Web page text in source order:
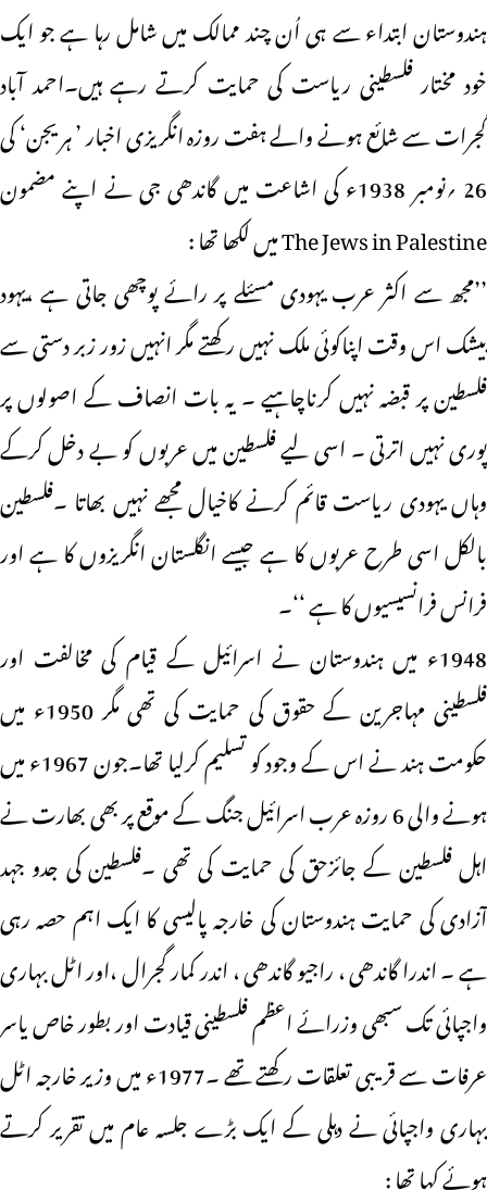
ہندوستان ابتداء سے ہی اُن چند ممالک میں شامل رہا ہے جو ایک
خود مختار فلسطینی ریاست کی حمایت کرتے رہے ہیں۔احمد آباد
گجرات سے شائع ہونے والے ہفت روزہ انگریزی اخبار ’ ہریجن‘ کی
26 ؍نومبر 1938ء کی اشاعت میں گاندھی جی نے اپنے مضمون
The Jews in Palestine میں لکھا تھا :
’’مجھ سے اکثر عرب یہودی مسئلے پر رائے پوچھی جاتی ہے ،یہود
بیشک اس وقت اپناکوئی ملک نہیں رکھتے مگر انہیں زور زبر دستی سے
فلسطین پر قبضہ نہیں کرناچاہیے ۔ یہ بات انصاف کے اصولوں پر
پوری نہیں اترتی ۔ اسی لیے فلسطین میں عربوں کو بے دخل کرکے
وہاں یہودی ریاست قائم کرنے کاخیال مجھے نہیں بھاتا ۔فلسطین
بالکل اسی طرح عربوں کا ہے جیسے انگلستان انگریزوں کا ہے اور
فرانس فرانسیسیوں کا ہے ‘‘۔
1948ء میں ہندوستان نے اسرائیل کے قیام کی مخالفت اور
فلسطینی مہاجرین کے حقوق کی حمایت کی تھی مگر 1950ء میں
حکومت ہند نے اس کے وجود کو تسلیم کرلیا تھا۔جون 1967ء میں
ہونے والی 6 روزہ عرب اسرائیل جنگ کے موقع پر بھی بھارت نے
اہل فلسطین کے جائزحق کی حمایت کی تھی ۔فلسطین کی جدو جہد
آزادی کی حمایت ہندوستان کی خارجہ پالیسی کا ایک اہم حصہ رہی
ہے ۔ اندرا گاندھی ، راجیو گاندھی ، اندر کمار گجرال ،اور اٹل بہاری
واجپائی تک سبھی وزرائے اعظم فلسطینی قیادت اور بطور خاص یاسر
عرفات سے قریبی تعلقات رکھتے تھے ۔1977ء میں وزیر خارجہ اٹل
بہاری واجپائی نے دہلی کے ایک بڑے جلسہ عام میں تقریر کرتے
ہوئے کہا تھا :